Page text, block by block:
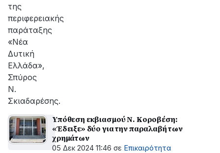
της
περιφερειακής
παράταξης
«Νέα
Δυτική
Ελλάδα»,
Σπύρος
Ν.
Σκιαδαρέσης.
Υπόθεση εκβιασμού Ν. Κοροβέση:
«Έδειξε» δύο για την παραλαβή των
χρημάτων
05 Δεκ 2024 11:46 σε Επικαιρότητα